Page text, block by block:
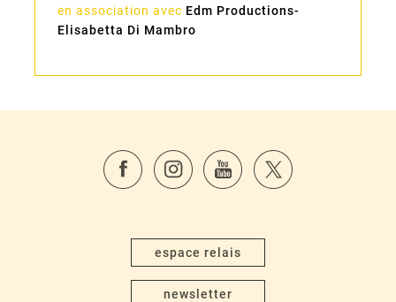
en association avec Edm Productions-
Elisabetta Di Mambro
espace relais
newsletter